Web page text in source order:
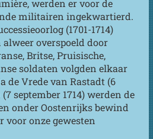
werden er voor de
militairen ingekwartierd.
(1701-1714)
overspoeld door
Britse, Pruisische,
soldaten volgden elkaar
de Vrede van Rastadt (6
september 1714) werden de
onder Oostenrijks bewind
voor onze gewesten